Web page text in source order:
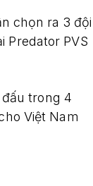
chọn ra 3 đội
Predator PVS
đấu trong 4
Việt Nam